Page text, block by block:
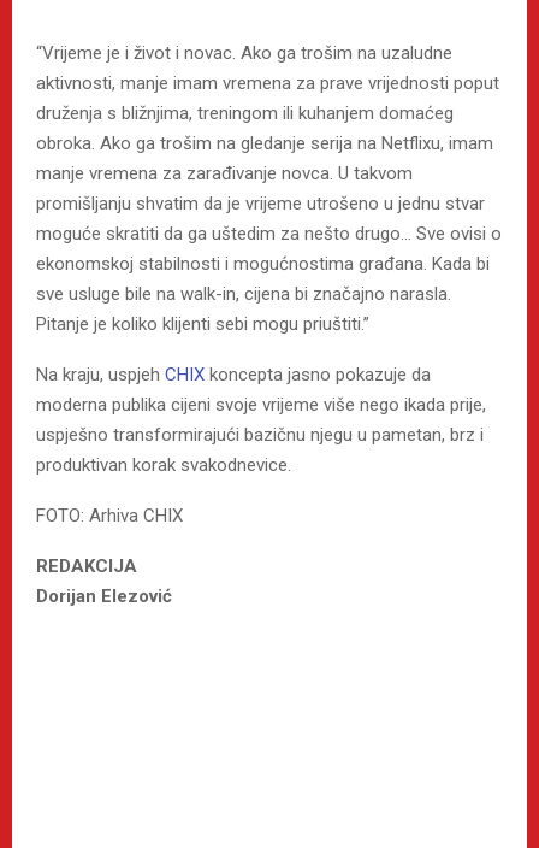
“Vrijeme je i život i novac. Ako ga trošim na uzaludne
aktivnosti, manje imam vremena za prave vrijednosti poput
druženja s bližnjima, treningom ili kuhanjem domaćeg
obroka. Ako ga trošim na gledanje serija na Netflixu, imam
manje vremena za zarađivanje novca. U takvom
promišljanju shvatim da je vrijeme utrošeno u jednu stvar
moguće skratiti da ga uštedim za nešto drugo… Sve ovisi o
ekonomskoj stabilnosti i mogućnostima građana. Kada bi
sve usluge bile na walk-in, cijena bi značajno narasla.
Pitanje je koliko klijenti sebi mogu priuštiti.”
Na kraju, uspjeh CHIX koncepta jasno pokazuje da
moderna publika cijeni svoje vrijeme više nego ikada prije,
uspješno transformirajući bazičnu njegu u pametan, brz i
produktivan korak svakodnevice.
FOTO: Arhiva CHIX
REDAKCIJA
Dorijan Elezović